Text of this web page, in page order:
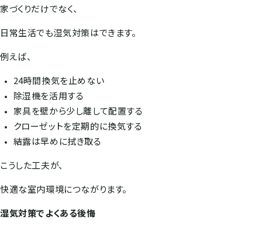
家づくりだけでなく、
日常生活でも湿気対策はできます。
例えば、
24時間換気を止めない
除湿機を活用する
家具を壁から少し離して配置する
クローゼットを定期的に換気する
結露は早めに拭き取る
こうした工夫が、
快適な室内環境につながります。
湿気対策でよくある後悔